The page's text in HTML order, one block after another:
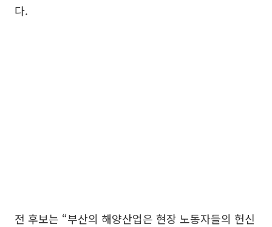
다.
전 후보는 “부산의 해양산업은 현장 노동자들의 헌신